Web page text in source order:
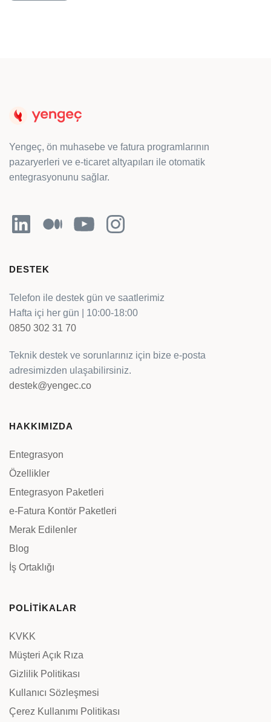
Yengeç, ön muhasebe ve fatura programlarının
pazaryerleri ve e-ticaret altyapıları ile otomatik
entegrasyonunu sağlar.
LinkedInOrta YouTubeInstagram
DESTEK
Telefon ile destek gün ve saatlerimiz
Hafta içi her gün | 10:00-18:00
0850 302 31 70
Teknik destek ve sorunlarınız için bize e-posta
adresimizden ulaşabilirsiniz.
destek@yengec.co
HAKKIMIZDA
Entegrasyon
Özellikler
Entegrasyon Paketleri
e-Fatura Kontör Paketleri
Merak Edilenler
Blog
İş Ortaklığı
POLİTİKALAR
KVKK
Müşteri Açık Rıza
Gizlilik Politikası
Kullanıcı Sözleşmesi
Çerez Kullanımı Politikası